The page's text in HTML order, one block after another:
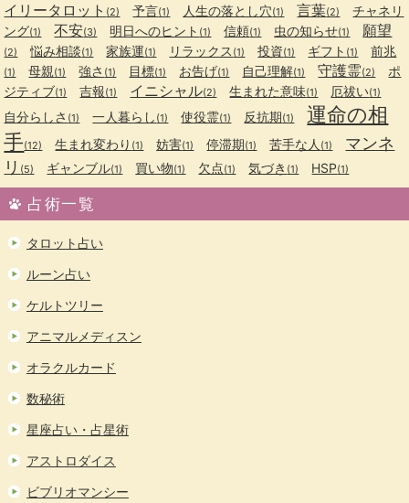
イリータロット (2) 予言(1) 人生の落とし穴(1) 言葉(2)
チャネリ
ング(1) 不安(3) 明日へのヒント (1) 信頼(1) 虫の知らせ(1) 願望
(2) 悩み相談(1) 家族運(1) リラックス (1) 投資(1) ギフト (1) 前兆
(1) 母親(1) 強さ (1) 目標(1) お告げ(1) 自己理解(1) 守護霊(2)
ポ
ジティブ(1) 吉報(1) イニシャル(2) 生まれた意味(1) 厄祓い(1)
自分らしさ (1) 一人暮らし (1) 使役霊(1) 反抗期(1)
運命の相
手(12) 生まれ変わり (1) 妨害(1) 停滞期(1) 苦手な人 (1)
マンネ
リ (5) ギャンブル(1) 買い物(1) 欠点(1) 気づき (1) HSP(1)
占術一覧
タロット占い
ルーン占い
ケルトツリー
アニマルメディスン
オラクルカード
数秘術
星座占い・占星術
アストロダイス
ビブリオマンシー